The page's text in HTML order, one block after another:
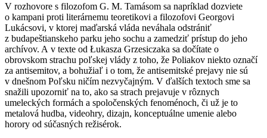
V rozhovore s filozofom G. M. Tamásom sa napríklad dozviete
o kampani proti literárnemu teoretikovi a filozofovi Georgovi
Lukácsovi, v ktorej maďarská vláda neváhala odstrániť
z budapeštianskeho parku jeho sochu a zamedziť prístup do jeho
archívov. A v texte od Łukasza Grzesiczaka sa dočítate o
obrovskom strachu poľskej vlády z toho, že Poliakov niekto označí
za antisemitov, a bohužiaľ i o tom, že antisemitské prejavy nie sú
v dnešnom Poľsku ničím nezvyčajným. V ďalších textoch sme sa
snažili upozorniť na to, ako sa strach prejavuje v rôznych
umeleckých formách a spoločenských fenoménoch, či už je to
metalová hudba, videohry, dizajn, konceptuálne umenie alebo
horory od súčasných režisérok.